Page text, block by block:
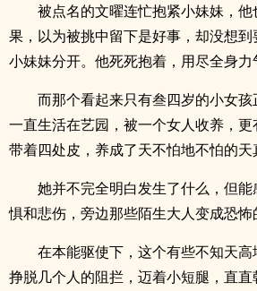
被点名的文曜连忙抱紧小妹妹，
果，以为被挑中留下是好事，却没想
小妹妹分开。他死死抱着，用尽全身力
而那个看起来只有叁四岁的小女
一直生活在艺园，被一个女人收养，
带着四处皮，养成了天不怕地不怕的天
她并不完全明白发生了什么，但
惧和悲伤，旁边那些陌生大人变成恐怖
在本能驱使下，这个有些不知天
挣脱几个人的阻拦，迈着小短腿，直